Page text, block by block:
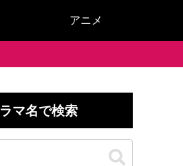
アニメ
マ名で検索